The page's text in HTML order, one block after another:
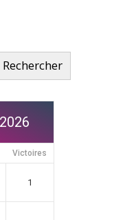
Rechercher
Victoires
1